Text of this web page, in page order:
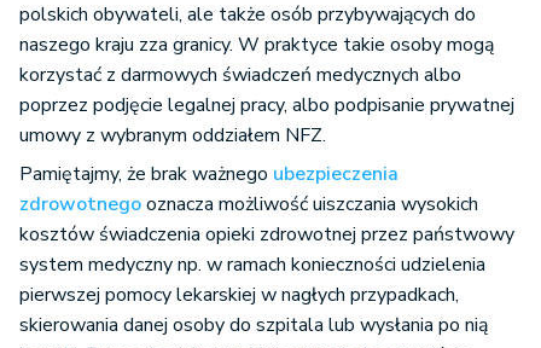
polskich obywateli, ale także osób przybywających do
naszego kraju zza granicy. W praktyce takie osoby mogą
korzystać z darmowych świadczeń medycznych albo
poprzez podjęcie legalnej pracy, albo podpisanie prywatnej
umowy z wybranym oddziałem NFZ.
Pamiętajmy, że brak ważnego ubezpieczenia
zdrowotnegooznacza możliwość uiszczania wysokich
kosztów świadczenia opieki zdrowotnej przez państwowy
system medyczny np. w ramach konieczności udzielenia
pierwszej pomocy lekarskiej w nagłych przypadkach,
skierowania danej osoby do szpitala lub wysłania po nią